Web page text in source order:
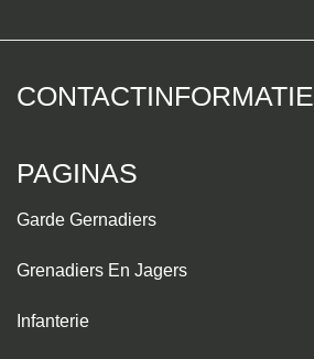
CONTACTINFORMATIE
PAGINAS
Garde Gernadiers
Grenadiers En Jagers
Infanterie